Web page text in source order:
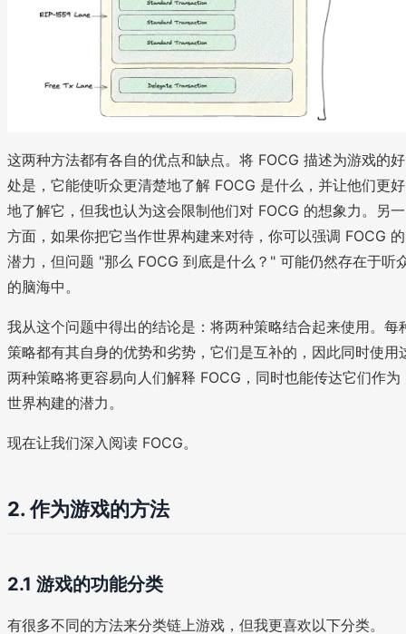
这两种方法都有各自的优点和缺点。将 FOCG 描述为游戏的好
处是，它能使听众更清楚地了解 FOCG 是什么，并让他们更好
地了解它，但我也认为这会限制他们对 FOCG 的想象力。另一
方面，如果你把它当作世界构建来对待，你可以强调 FOCG 的
潜力，但问题 "那么 FOCG 到底是什么？" 可能仍然存在于听
的脑海中。
我从这个问题中得出的结论是：将两种策略结合起来使用。每
策略都有其自身的优势和劣势，它们是互补的，因此同时使用
两种策略将更容易向人们解释 FOCG，同时也能传达它们作为
世界构建的潜力。
现在让我们深入阅读 FOCG。
2.作为游戏的方法
2.1 游戏的功能分类
有很多不同的方法来分类链上游戏，但我更喜欢以下分类。